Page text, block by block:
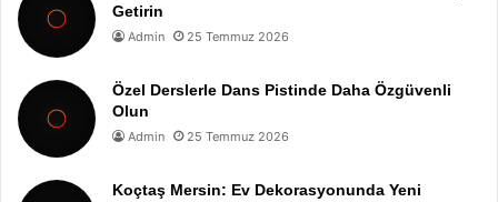
Getirin
Admin 25 Temmuz 2026
Özel Derslerle Dans Pistinde Daha Özgüvenli
Olun
Admin 25 Temmuz 2026
Koçtaş Mersin: Ev Dekorasyonunda Yeni